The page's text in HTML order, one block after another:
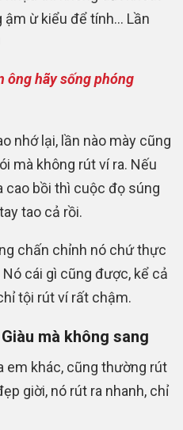
ậm ừ kiểu để tính… Lần
ông hãy sống phóng
nhớ lại, lần nào mày cũng
mà không rút ví ra. Nếu
cao bồi thì cuộc đọ súng
tao cả rồi.
chấn chỉnh nó chứ thực
cái gì cũng được, kể cả
tội rút ví rất chậm.
mà không sang
em khác, cũng thường rút
giời, nó rút ra nhanh, chỉ